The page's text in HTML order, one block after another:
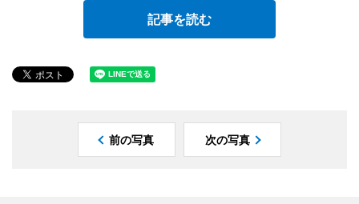
記事を読む
前の写真 次の写真